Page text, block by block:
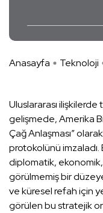
Anasayfa Teknoloji
Uluslararası
gelişmede, Amerika
Çağ Anlaşması”
protokolünü imzaladı.
diplomatik,
görülmemiş bir
ve küresel refah için
görülen bu stratejik